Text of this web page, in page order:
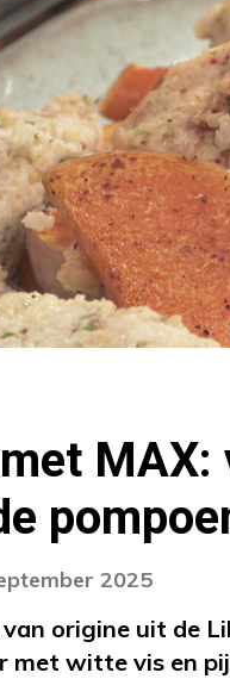
2025
origine uit de
met witte vis en